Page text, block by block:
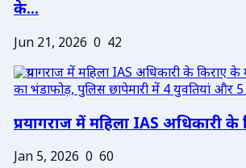
के...
Jun 21, 2026 0 42
प्रयागराज में महिला IAS अधिकारी
Jan 5, 2026 0 60